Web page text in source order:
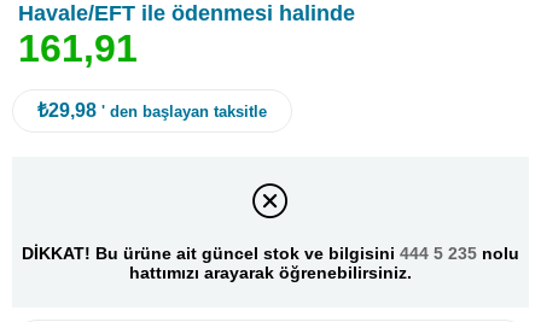
Havale/EFT ile ödenmesi halinde
161,91
₺29,98 ' den başlayan taksitle
DİKKAT! Bu ürüne ait güncel stok ve bilgisini 444 5 235 nolu
hattımızı arayarak öğrenebilirsiniz.